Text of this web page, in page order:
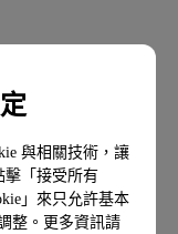
與相關技術，讓
擊「接受所有
」來只允許基本
整。更多資訊請